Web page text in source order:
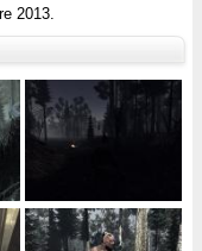
2013.